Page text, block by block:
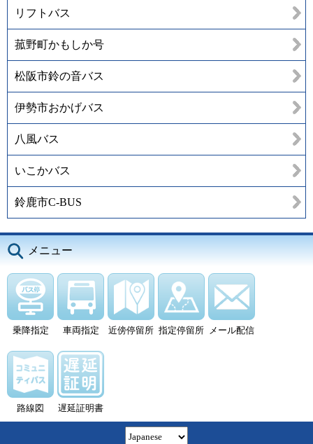
リフトバス
菰野町かもしか号
松阪市鈴の音バス
伊勢市おかげバス
八風バス
いこかバス
鈴鹿市C-BUS
メニュー
乗降指定 車両指定 近傍停留所 指定停留所 メール配信
路線図 遅延証明書